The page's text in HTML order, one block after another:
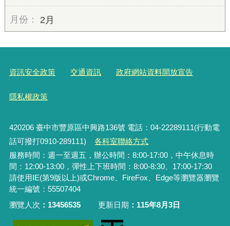
2月
資訊安全政策 交通資訊 政府網站資料開放宣告
隱私權政策
420206臺中市豐原區中興路136號 電話：04-22289111(行動電
話可撥打0910-289111)
各科室聯絡方式
服務時間：週一至週五，辦公時間：8:00-17:00，中午休息時
間：12:00-13:00，彈性上下班時間：8:00-8:30、17:00-17:30
請使用IE(第9版以上)或Chrome、FireFox、Edge等瀏覽器瀏覽
統一編號：55507404
瀏覽人次
13456535 更新日期 115年8月3日